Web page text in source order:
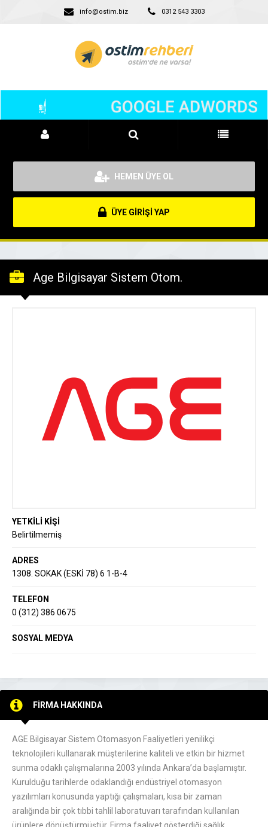
info@ostim.biz 0312 543 3303
HEMEN ÜYE OL
ÜYE GİRİŞİ YAP
Age Bilgisayar Sistem Otom.
YETKİLİ KİŞİ
Belirtilmemiş
ADRES
1308. SOKAK (ESKİ 78) 6 1-B-4
TELEFON
0 (312) 386 0675
SOSYAL MEDYA
FİRMA HAKKINDA
AGE Bilgisayar Sistem Otomasyon Faaliyetleri yenilikçi
teknolojileri kullanarak müşterilerine kaliteli ve etkin bir hizmet
sunma odaklı çalışmalarına 2003 yılında Ankara’da başlamıştır.
Kurulduğu tarihlerde odaklandığı endüstriyel otomasyon
yazılımları konusunda yaptığı çalışmaları, kısa bir zaman
aralığında bir çok tıbbi tahlil laboratuvarı tarafından kullanılan